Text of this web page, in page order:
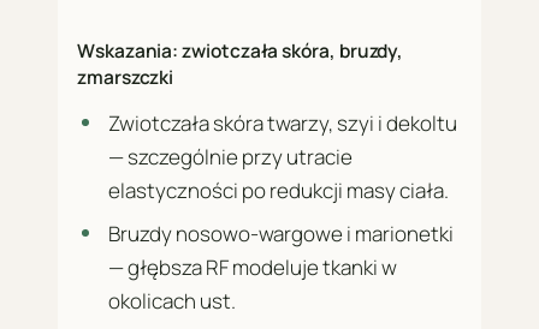
Wskazania: zwiotczała skóra, bruzdy,
zmarszczki
Zwiotczała skóra twarzy, szyi i dekoltu
— szczególnie przy utracie
elastyczności po redukcji masy ciała.
Bruzdy nosowo-wargowe i marionetki
— głębsza RF modeluje tkanki w
okolicach ust.